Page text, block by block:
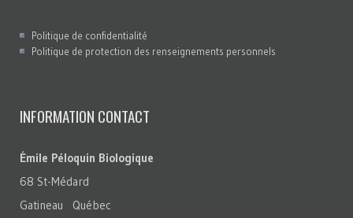
Politique de confidentialité
Politique de protection des renseignements personnels
INFORMATION CONTACT
Émile Péloquin Biologique
68 St-Médard
Gatineau Québec